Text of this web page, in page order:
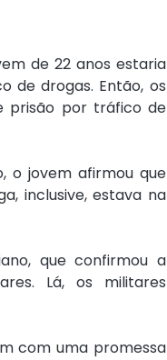
de 22 anos estaria
de drogas. Então, os
prisão por tráfico de
o jovem afirmou que
inclusive, estava na
que confirmou a
Lá, os militares
com uma promessa